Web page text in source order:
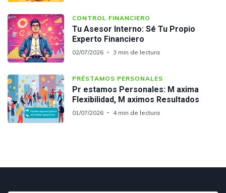
CONTROL FINANCIERO
Tu Asesor Interno: Sé Tu Propio
Experto Financiero
02/07/2026 3 min de lectura
PRÉSTAMOS PERSONALES
Pr estamos Personales: M axima
Flexibilidad, M aximos Resultados
01/07/2026 4 min de lectura